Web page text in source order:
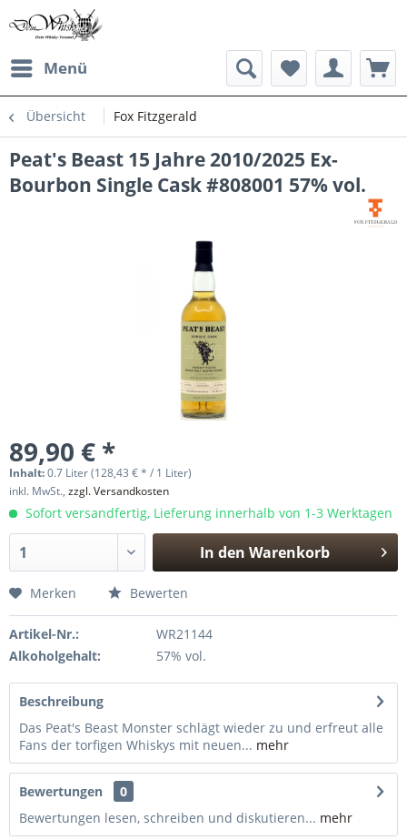
Menü
Übersicht Fox Fitzgerald
Peat's Beast 15 Jahre 2010/2025 Ex-
Bourbon Single Cask #808001 57% vol.
89,90 € *
Inhalt:0.7 Liter (128,43 € * / 1 Liter)
inkl. MwSt., zzgl. Versandkosten
Sofort versandfertig, Lieferung innerhalb von 1-3 Werktagen
In den Warenkorb
Merken Bewerten
Artikel-Nr.:
WR21144
Alkoholgehalt:
57% vol.
Beschreibung
Das Peat's Beast Monster schlägt wieder zu und erfreut alle
Fans der torfigen Whiskys mit neuen... mehr
Bewertungen
0
Bewertungen lesen, schreiben und diskutieren... mehr